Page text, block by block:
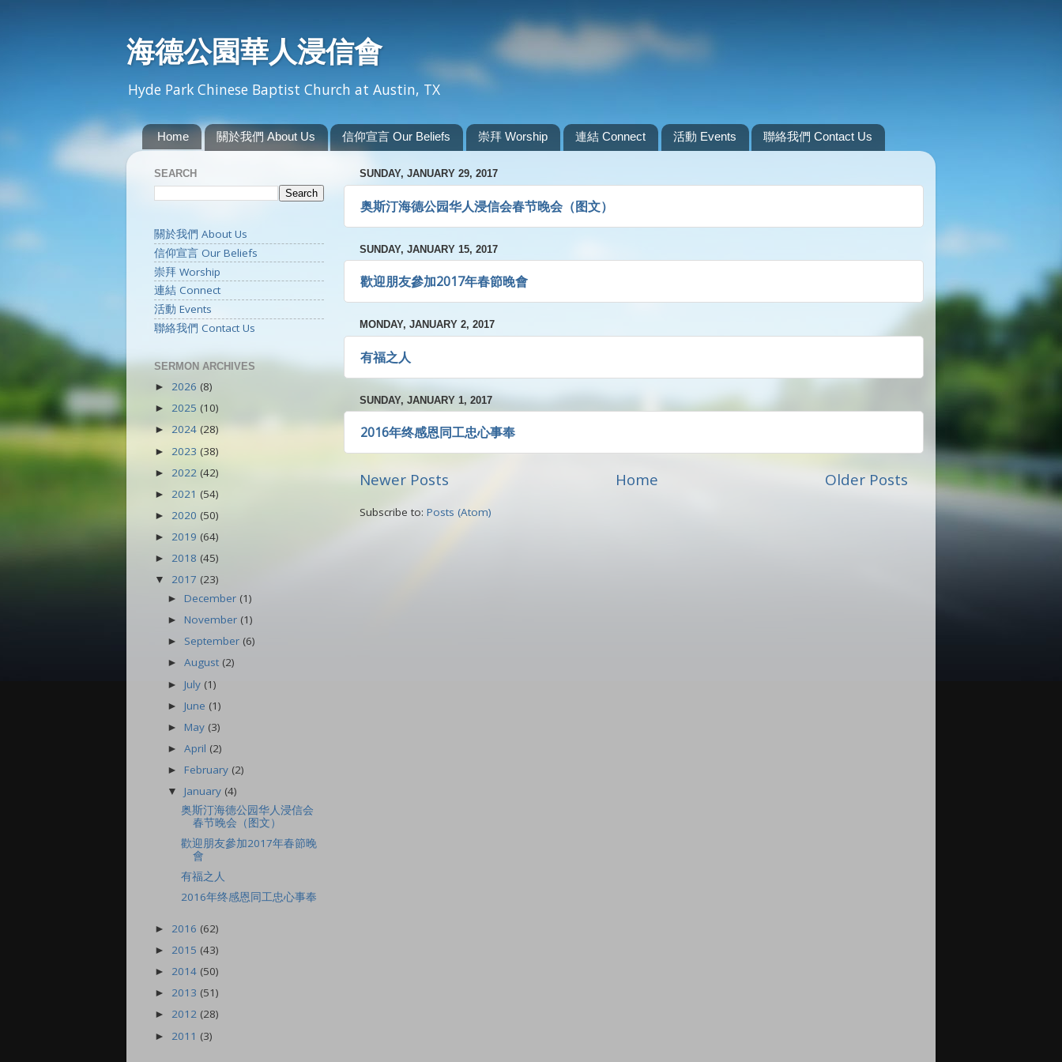
海德公園華人浸信會
Hyde Park Chinese Baptist Church at Austin, TX
Home 關於我們 About Us 信仰宣言 Our Beliefs 崇拜 Worship 連結 Connect 活動 Events 聯絡我們 Contact Us
SUNDAY, JANUARY 29, 2017
奥斯汀海德公园华人浸信会春节晚会（图文）
SUNDAY, JANUARY 15, 2017
歡迎朋友參加2017年春節晚會
MONDAY, JANUARY 2, 2017
有福之人
SUNDAY, JANUARY 1, 2017
2016年终感恩同工忠心事奉
Newer Posts Older Posts
Home
Subscribe to: Posts (Atom)
SEARCH
關於我們 About Us
信仰宣言 Our Beliefs
崇拜 Worship
連結 Connect
活動 Events
聯絡我們 Contact Us
SERMON ARCHIVES
► 2026 (8)
► 2025 (10)
► 2024 (28)
► 2023 (38)
► 2022 (42)
► 2021 (54)
► 2020 (50)
► 2019 (64)
► 2018 (45)
▼ 2017 (23)
► December (1)
► November (1)
► September (6)
►August (2)
► July (1)
► June (1)
► May (3)
►April (2)
► February (2)
▼ January (4)
奥斯汀海德公园华人浸信会
春节晚会（图文）
歡迎朋友參加2017年春節晚
會
有福之人
2016年终感恩同工忠心事奉
► 2016 (62)
► 2015 (43)
► 2014 (50)
► 2013 (51)
► 2012 (28)
► 2011 (3)